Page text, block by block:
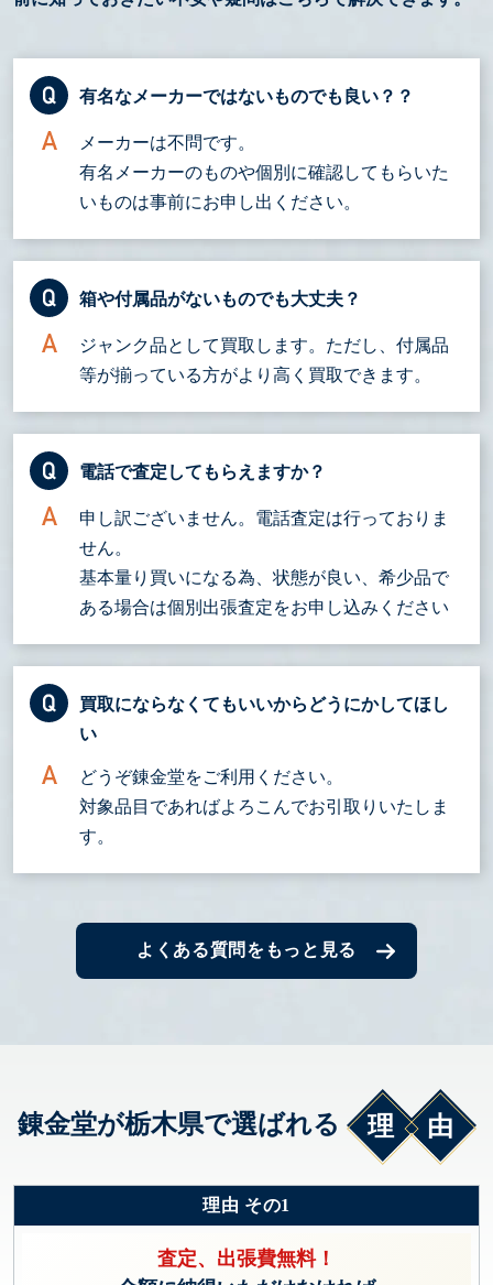
有名なメーカーではないものでも良い？？
メーカーは不問です。
有名メーカーのものや個別に確認してもらいた
いものは事前にお申し出ください。
箱や付属品がないものでも大丈夫？
ジャンク品として買取します。ただし、付属品
等が揃っている方がより高く買取できます。
電話で査定してもらえますか？
申し訳ございません。電話査定は行っておりま
せん。
基本量り買いになる為、状態が良い、希少品で
ある場合は個別出張査定をお申し込みください
買取にならなくてもいいからどうにかしてほし
い
どうぞ錬金堂をご利用ください。
対象品目であればよろこんでお引取りいたしま
す。
よくある質問をもっと見る
錬金堂が栃木県で選ばれる 理由
理由 その1
査定、出張費無料！